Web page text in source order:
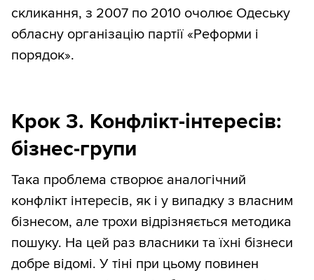
скликання, з 2007 по 2010 очолює Одеську
обласну організацію партії «Реформи і
порядок».
Крок 3. Конфлікт-інтересів:
бізнес-групи
Така проблема створює аналогічний
конфлікт інтересів, як і у випадку з власним
бізнесом, але трохи відрізняється методика
пошуку. На цей раз власники та їхні бізнеси
добре відомі. У тіні при цьому повинен